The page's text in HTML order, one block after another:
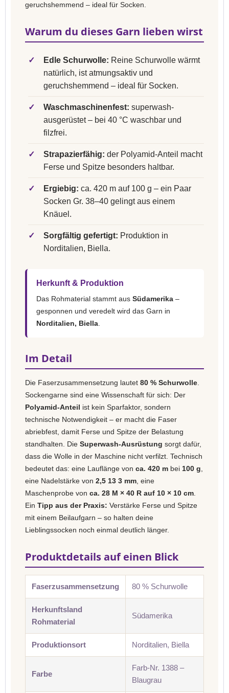
geruchshemmend – ideal für Socken.
Warum du dieses Garn lieben wirst
✓ Edle Schurwolle: Reine Schurwolle wärmt
natürlich, ist atmungsaktiv und
geruchshemmend – ideal für Socken.
✓ Waschmaschinenfest: superwash-
ausgerüstet – bei 40 °C waschbar und
filzfrei.
✓ Strapazierfähig: der Polyamid-Anteil macht
Ferse und Spitze besonders haltbar.
✓ Ergiebig: ca. 420 m auf 100 g – ein Paar
Socken Gr. 38–40 gelingt aus einem
Knäuel.
✓ Sorgfältig gefertigt: Produktion in
Norditalien, Biella.
Herkunft & Produktion
Das Rohmaterial stammt aus Südamerika –
gesponnen und veredelt wird das Garn in
Norditalien, Biella
Im Detail
Die Faserzusammensetzung lautet 80 % Schurwolle
Sockengarne sind eine Wissenschaft für sich: Der
Polyamid-Anteil ist kein Sparfaktor, sondern
technische Notwendigkeit – er macht die Faser
abriebfest, damit Ferse und Spitze der Belastung
standhalten. Die Superwash-Ausrüstung sorgt dafür,
dass die Wolle in der Maschine nicht verfilzt. Technisch
bedeutet das: eine Lauflänge von ca. 420 m bei 100 g
eine Nadelstärke von 2,5 13 3 mm , eine
Maschenprobe von ca. 28 M × 40 R auf 10 × 10 cm
Ein Tipp aus der Praxis: Verstärke Ferse und Spitze
mit einem Beilaufgarn – so halten deine
Lieblingssocken noch einmal deutlich länger.
Produktdetails auf einen Blick
Faserzusammensetzung 80 % Schurwolle
Herkunftsland
Rohmaterial
Südamerika
Produktionsort Norditalien, Biella
Farbe
Farb-Nr. 1388 –
Blaugrau